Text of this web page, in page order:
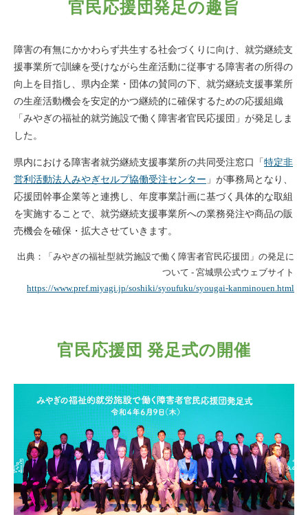
官民応援団発足の趣旨
障害の有無にかかわらず共生する社会づくりに向け、就労継続支
援事業所で訓練を受けながら生産活動に従事する障害者の所得の
向上を目指し、県内企業・団体の賛同の下、就労継続支援事業所
の生産活動機会を安定的かつ継続的に確保するための応援組織
「みやぎの福祉的就労施設で働く障害者官民応援団」が発足しま
した。
県内における障害者就労継続支援事業所の共同受注窓口「 特定非
営利活動法人みやぎセルプ協働受注センター 」が事務局となり、
応援団幹事企業等と連携し、年度事業計画に基づく具体的な取組
を実施することで、就労継続支援事業所への業務発注や商品の販
売機会を確保・拡大させていきます。
出典：「みやぎの福祉型就労施設で働く障害者官民応援団」の発足に
ついて - 宮城県公式ウェブサイト
https://www.pref.miyagi.jp/soshiki/syoufuku/syougai-kanminouen.html
官民応援団 発足式の開催